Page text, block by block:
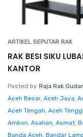
ARTIKEL SEPUTAR RAK
RAK BESI SIKU
KANTOR
Posted by Raja Rak
Aceh Besar, Aceh Jaya,
Aceh Tengah, Aceh
Ambon, Asahan, Asmat,
Banda Aceh, Bandar